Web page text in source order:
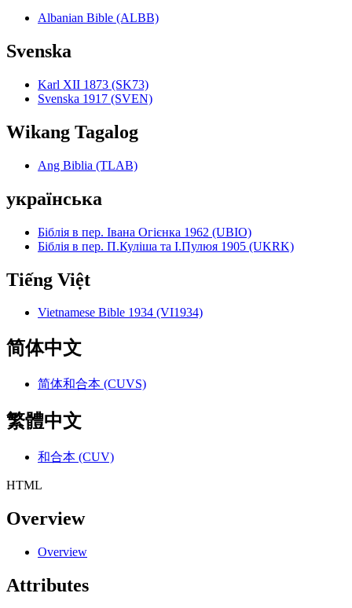
Albanian Bible (ALBB)
Svenska
Karl XII 1873 (SK73)
Svenska 1917 (SVEN)
Wikang Tagalog
Ang Biblia (TLAB)
українська
Біблія в пер. Івана Огієнка 1962 (UBIO)
Біблія в пер. П.Куліша та І.Пулюя 1905 (UKRK)
Tiếng Việt
Vietnamese Bible 1934 (VI1934)
简体中文
简体和合本 (CUVS)
繁體中文
和合本 (CUV)
HTML
Overview
Overview
Attributes